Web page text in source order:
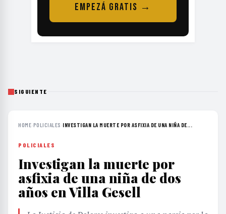
EMPEZÁ GRATIS →
SIGUIENTE
HOME›POLICIALES ›INVESTIGAN LA MUERTE POR ASFIXIA DE UNA NIÑA DE...
POLICIALES
Investigan la muerte por
asfixia de una niña de dos
años en Villa Gesell